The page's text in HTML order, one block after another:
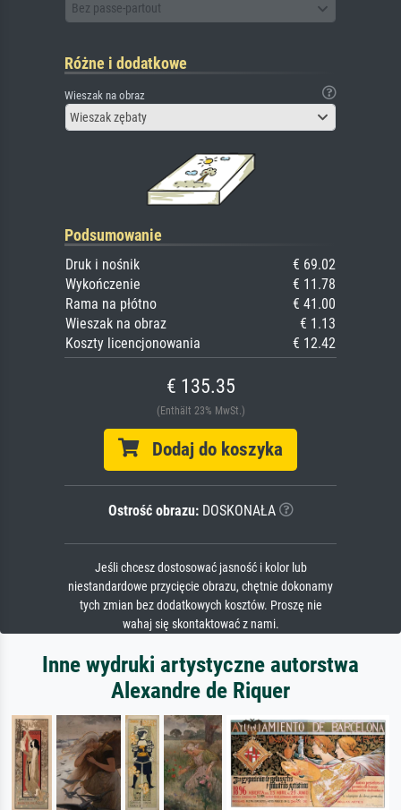
Bez passe-partout
Różne i dodatkowe
Wieszak na obraz
Wieszak zębaty
Podsumowanie
Druk i nośnik
€ 69.02
Wykończenie
€ 11.78
Rama na płótno
€ 41.00
Wieszak na obraz
€ 1.13
Koszty licencjonowania
€ 12.42
€ 135.35
(Enthält 23% MwSt.)
Dodaj do koszyka
Ostrość obrazu:DOSKONAŁA
Jeśli chcesz dostosować jasność i kolor lub
niestandardowe przycięcie obrazu, chętnie dokonamy
tych zmian bez dodatkowych kosztów. Proszę nie
wahaj się skontaktować z nami.
Inne wydruki artystyczne autorstwa
Alexandre de Riquer